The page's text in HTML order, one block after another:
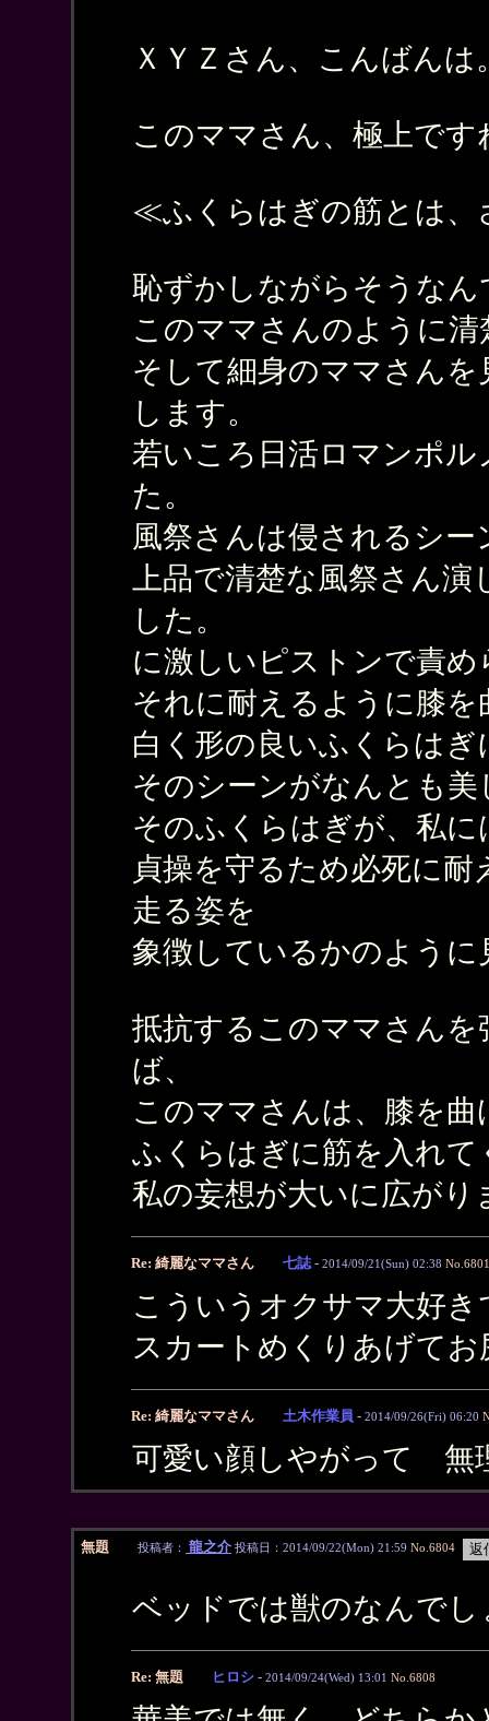
ＸＹＺさん、こんばんは
このママさん、極上です
≪ふくらはぎの筋とは
恥ずかしながらそうなん
このママさんのように
そして細身のママさん
します。
若いころ日活ロマンポ
た。
風祭さんは侵されるシ
上品で清楚な風祭さん
した。
に激しいピストンで責
それに耐えるように膝
白く形の良いふくらは
そのシーンがなんとも
そのふくらはぎが、私
貞操を守るため必死に
走る姿を
象徴しているかのよう
抵抗するこのママさん
ば、
このママさんは、膝を
ふくらはぎに筋を入れ
私の妄想が大いに広がり
Re: 綺麗なママさん 七誌 - 2014/09/21(Sun) 02:38 No.6801
こういうオクサマ大好き
スカートめくりあげて
Re: 綺麗なママさん 土木作業員 - 2014/09/26(Fri) 06:20
可愛い顔しやがって 無
無題 投稿者： 龍之介 投稿日：2014/09/22(Mon) 21:59 No.6804
ベッドでは獣のなんでし
Re: 無題 ヒロシ - 2014/09/24(Wed) 13:01 No.6808